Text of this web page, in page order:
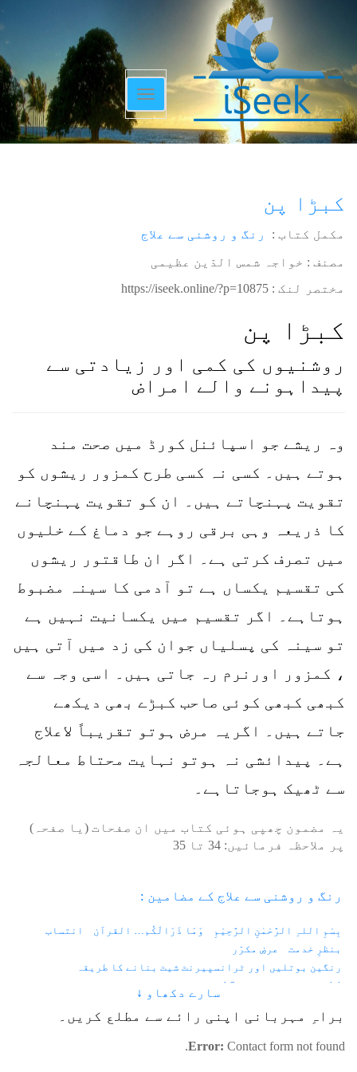
Toggle
navigation
کبڑا پن
مکمل کتاب : رنگ و روشنی سے علاج
مصنف : خواجہ شمس الدّین عظیمی
مختصر لنک : https://iseek.online/?p=10875
کبڑا پن
روشنیوں کی کمی اور زیادتی سے
پیداہونے والے امراض
وہ ریشے جو اسپائنل کورڈ میں صحت مند
ہوتے ہیں۔ کسی نہ کسی طرح کمزور ریشوں کو
تقویت پہنچاتے ہیں۔ ان کو تقویت پہنچانے
کا ذریعہ وہی برقی روہے جو دماغ کے خلیوں
میں تصرف کرتی ہے۔ اگر ان طاقتور ریشوں
کی تقسیم یکساں ہے تو آدمی کا سینہ مضبوط
ہوتاہے۔ اگر تقسیم میں یکسانیت نہیں ہے
تو سینہ کی پسلیاں جوان کی زد میں آتی ہیں
، کمزور اورنرم رہ جاتی ہیں۔ اسی وجہ سے
کبھی کبھی کوئی صاحب کبڑے بھی دیکھے
جاتے ہیں۔ اگریہ مرض ہوتو تقریباً لاعلاج
ہے۔ پیدائشی نہ ہوتو نہایت محتاط معالجہ
سے ٹھیک ہوجاتاہے۔
یہ مضمون چھپی ہوئی کتاب میں ان صفحات (یا صفحہ)
پر ملاحظہ فرمائیں: 34 تا 35
رنگ و روشنی سے علاج کے مضامین :
بِسْمِ اللہِ الرَّحْمٰنِ الرَّحِیْمِ وَمَا ذَرَالَکُم… القرآن
انتساب
بنظرِ خدمت
عرضِ مکرّر
رنگین بوتلیں اور ٹرانسپیرنٹ شیٹ بنانے کا طریقہ
1.1 - زندگی اور رنگ
1.2 - فوٹان اور الیکٹران
1.4 - دوپیروں اور چار پیروں سے چلنے والے جانور
1.6 - آسمانی رنگ کیا ہے؟
سارے دکھاو ↓
براہِ مہربانی اپنی رائے سے مطلع کریں۔
Error: Contact form not found.